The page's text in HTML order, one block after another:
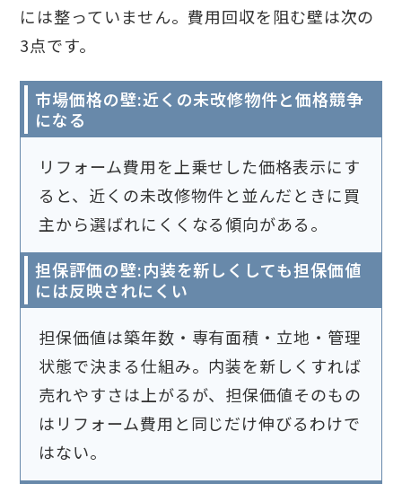
には整っていません。費用回収を阻む壁は次の
3点です。
市場価格の壁:近くの未改修物件と価格競争
になる
リフォーム費用を上乗せした価格表示にす
ると、近くの未改修物件と並んだときに買
主から選ばれにくくなる傾向がある。
担保評価の壁:内装を新しくしても担保価値
には反映されにくい
担保価値は築年数・専有面積・立地・管理
状態で決まる仕組み。内装を新しくすれば
売れやすさは上がるが、担保価値そのもの
はリフォーム費用と同じだけ伸びるわけで
はない。